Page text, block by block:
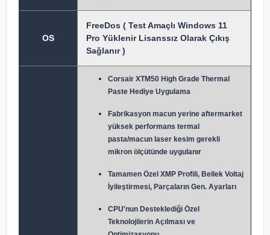
OS
FreeDos ( Test Amaçlı Windows 11
Pro Yüklenir Lisanssız Olarak Çıkış
Sağlanır )
Corsair XTM50 High Grade Thermal
Paste Hediye Uygulama
Fabrikasyon macun yerine aftermarket
yüksek performans termal
pasta/macun laser kesim gerekli
mikron ölçütünde uygulanır
Tamamen Özel XMP Profili, Bellek Voltaj
İyileştirmesi, Parçaların Gen. Ayarları
CPU'nun Desteklediği Özel
Teknolojilerin Açılması ve